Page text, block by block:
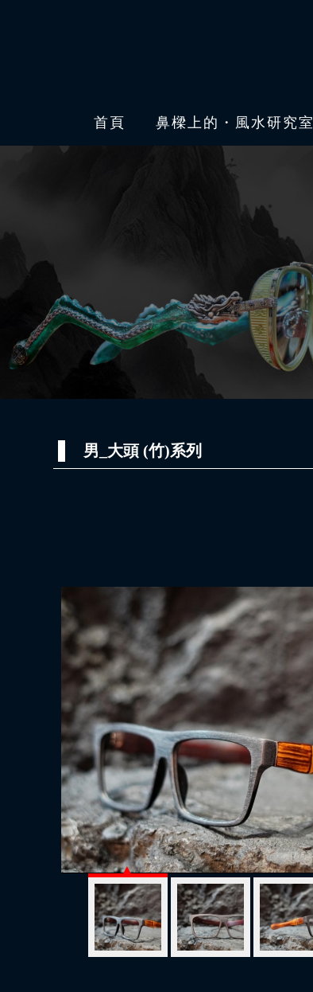
首頁 鼻樑上的・風水研究室
男_大頭 (竹)系列